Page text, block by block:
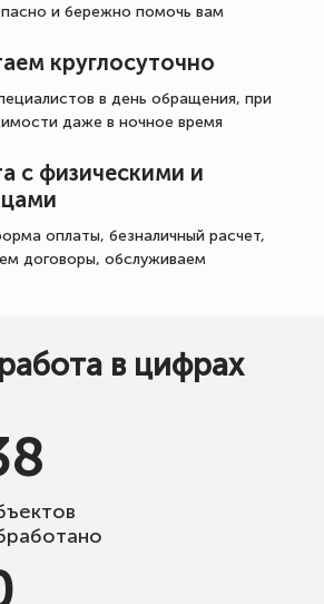
и бережно помочь вам
круглосуточно
в день обращения, при
даже в ночное время
с физическими и
оплаты, безналичный расчет,
договоры, обслуживаем
в цифрах